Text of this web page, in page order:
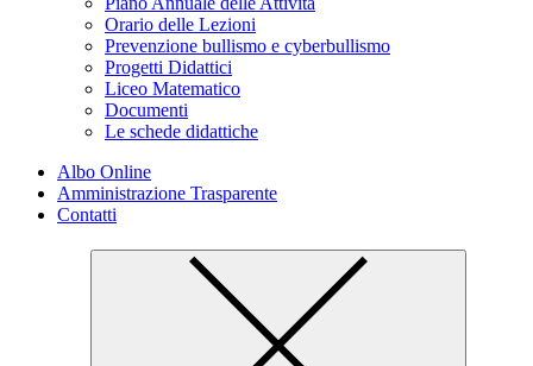
Orario delle Lezioni
Prevenzione bullismo e cyberbullismo
Progetti Didattici
Liceo Matematico
Documenti
Le schede didattiche
Albo Online
Amministrazione Trasparente
Contatti